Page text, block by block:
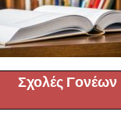
Σχολές Γονέων